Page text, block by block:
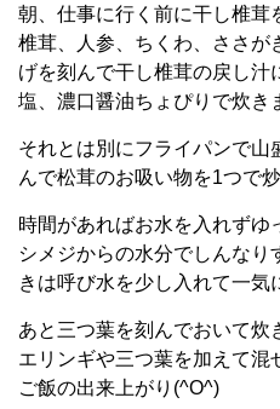
朝、仕事に行く前に干し椎茸
椎茸、人参、ちくわ、ささが
げを刻んで干し椎茸の戻し汁
塩、濃口醤油ちょぴりで炊き
それとは別にフライパンで山
んで松茸のお吸い物を1つで炒
時間があればお水を入れず
シメジからの水分でしんなり
きは呼び水を少し入れて一気
あと三つ葉を刻んでおいて炊
エリンギや三つ葉を加えて
ご飯の出来上がり(^O^)